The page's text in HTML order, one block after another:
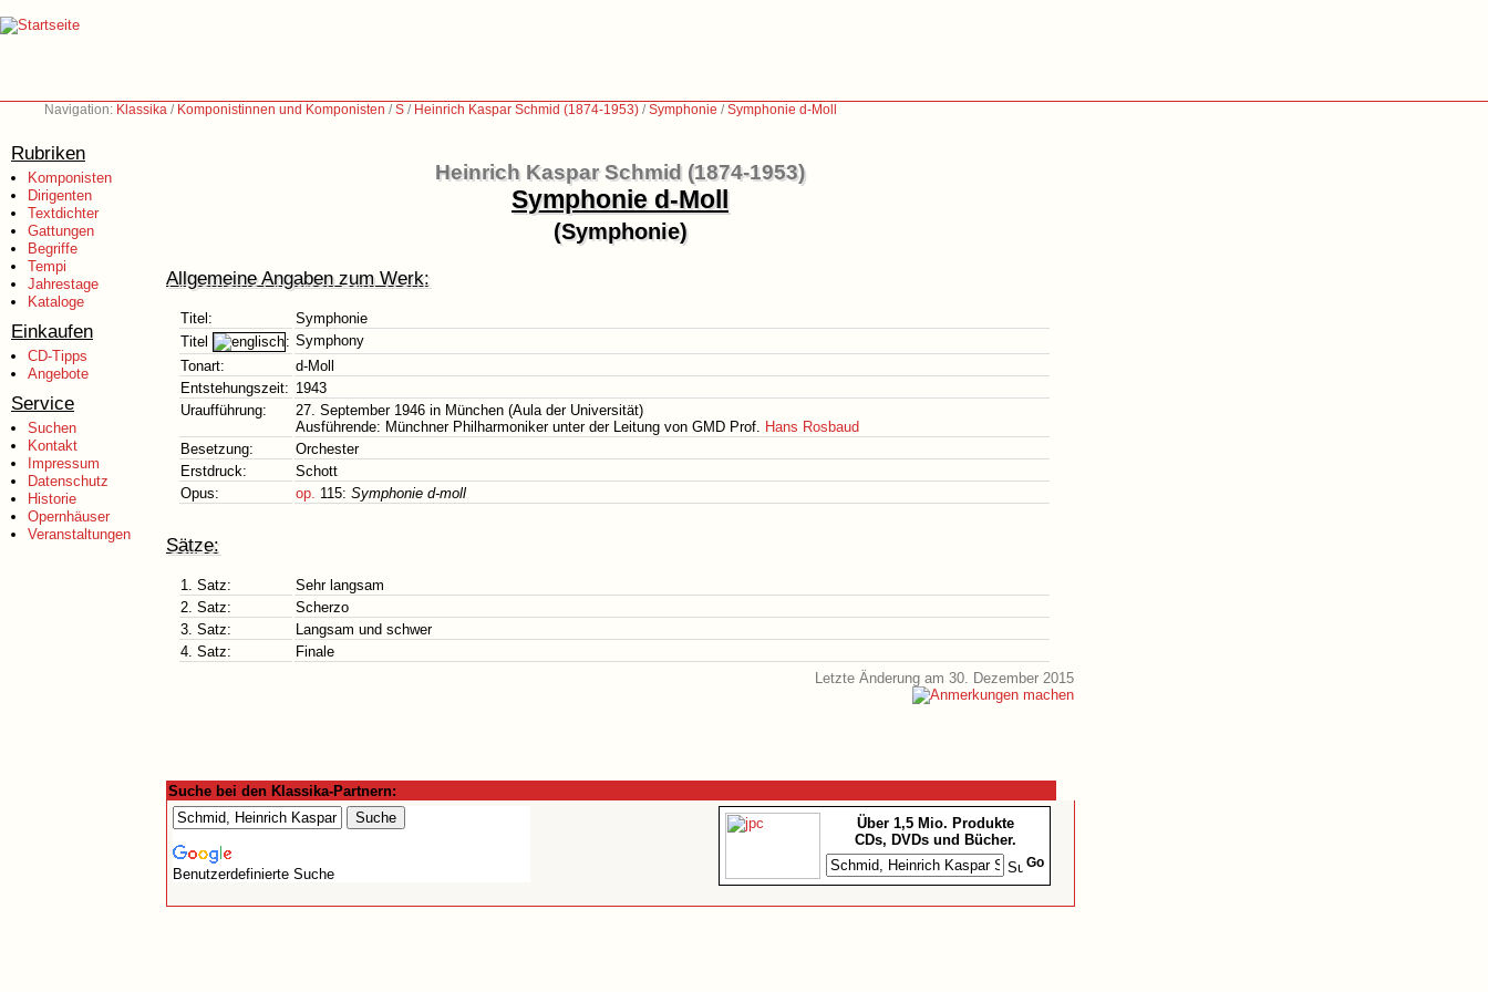
Navigation: Klassika / Komponistinnen und Komponisten /S / Heinrich Kaspar Schmid (1874-1953) /Symphonie /Symphonie d-Moll
Rubriken
Komponisten
Dirigenten
Textdichter
Gattungen
Begriffe
Tempi
Jahrestage
Kataloge
Einkaufen
CD-Tipps
Angebote
Service
Suchen
Kontakt
Impressum
Datenschutz
Historie
Opernhäuser
Veranstaltungen
Heinrich Kaspar Schmid (1874-1953)
Symphonie d-Moll
(Symphonie)
Allgemeine Angaben zum Werk:
Titel:
Symphonie
Titel
: Symphony
Tonart:
d-Moll
Entstehungszeit: 1943
Uraufführung:
27. September 1946 in München (Aula der Universität)
Ausführende: Münchner Philharmoniker unter der Leitung von GMD Prof. Hans Rosbaud
Besetzung:
Orchester
Erstdruck:
Schott
Opus:
op. 115: Symphonie d-moll
Sätze:
1. Satz:
Sehr langsam
2. Satz:
Scherzo
3. Satz:
Langsam und schwer
4. Satz:
Finale
Letzte Änderung am 30. Dezember 2015
Suche bei den Klassika-Partnern:
Benutzerdefinierte Suche
Über 1,5 Mio. Produkte
CDs, DVDs und Bücher.
Go